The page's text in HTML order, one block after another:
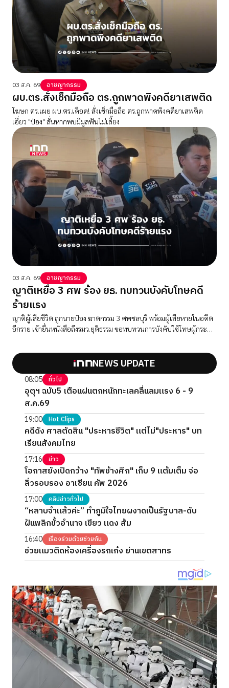
03 ส.ค. 69 อาชญากรรม
ผบ.ตร.สั่งเช็กมือถือ ตร.ถูกพาดพิงคดียาเสพติด
โฆษก ตร.เผย ผบ.ตร.เดือด! สั่งเช็กมือถือ ตร.ถูกพาดพิงคดียาเสพติด
เอี่ยว "ป๋อง" ลั่นหากพบมีมูลฟันไม่เลี้ยง
03 ส.ค. 69 อาชญากรรม
ญาติเหยื่อ 3 ศพ ร้อง ยธ. ทบทวนบังคับโทษคดี
ร้ายแรง
ญาติผู้เสียชีวิต ถูกนายป๋อง ฆาตกรรม 3 ศพชลบุรี พร้อมผู้เสียหายในอดีต
อีกราย เข้ายื่นหนังสือถึงรมว.ยุติธรรม ขอทบทวนการบังคับใช้โทษผู้กระทำ
NEWS UPDATE
08:05 ทั่วไป
อุตุฯ ฉบับ5 เตือนฝนตกหนักทะเลคลื่นลมแรง 6 - 9
ส.ค.69
19:00 Hot Clips
คดีดัง ศาลตัดสิน "ประหารชีวิต" แต่ไม่"ประหาร" บท
เรียนสังคมไทย
17:16 ข่าว
โอกาสยังเปิดกว้าง "ทัพช้างศึก" เก็บ 9 แต้มเต็ม จ่อ
ลิ่วรอบรอง อาเซียน คัพ 2026
17:00 คลิปข่าวทั่วไป
“หลาบจำแล้วค่ะ” ทำภูมิใจไทยผงาดเป็นรัฐบาล-ดับ
ฝันพลิกขั้วอำนาจ เขียว แดง ส้ม
16:40 เรื่องร่วมด้วยช่วยกัน
ช่วยแมวติดห้องเครื่องรถเก๋ง ย่านเขตสาทร